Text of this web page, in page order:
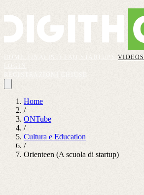
VIDEOS
Home
/
ONTube
/
Cultura e Education
/
Orienteen (A scuola di startup)